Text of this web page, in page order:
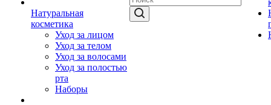
Натуральная
косметика
Уход за лицом
Уход за телом
Уход за волосами
Уход за полостью
рта
Наборы